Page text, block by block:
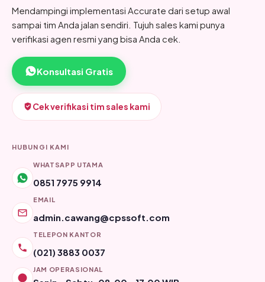
Mendampingi implementasi Accurate dari setup awal
sampai tim Anda jalan sendiri. Tujuh sales kami punya
verifikasi agen resmi yang bisa Anda cek.
Konsultasi Gratis
Cek verifikasi tim sales kami
HUBUNGI KAMI
WHATSAPP UTAMA
0851 7975 9914
EMAIL
admin.cawang@cpssoft.com
TELEPON KANTOR
(021) 3883 0037
JAM OPERASIONAL